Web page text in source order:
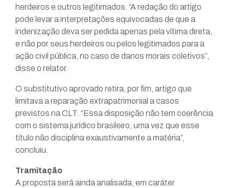
herdeiros e outros legitimados. “A redação do artigo
pode levar a interpretações equivocadas de que a
indenização deva ser pedida apenas pela vítima direta,
e não por seus herdeiros ou pelos legitimados para a
ação civil pública, no caso de danos morais coletivos”,
disse o relator.
O substitutivo aprovado retira, por fim, artigo que
limitava a reparação extrapatrimonial a casos
previstos na CLT. “Essa disposição não tem coerência
com o sistema jurídico brasileiro, uma vez que esse
título não disciplina exaustivamente a matéria”,
concluiu.
Tramitação
A proposta será ainda analisada, em caráter